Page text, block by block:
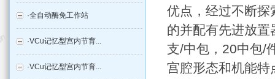
优点，经过不断探
的并配有先进放
支/中包，20中包/
宫腔形态和机能特
·全自动酶免工作站
·VCu记忆型宫内节育...
·VCu记忆型宫内节育...